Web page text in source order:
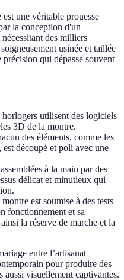
une véritable prouesse
la conception d'un
des milliers
usinée et taillée
qui dépasse souvent
horlogers utilisent des logiciels
3D de la montre.
des éléments, comme les
découpé et poli avec une
à la main par des
délicat et minutieux qui
est soumise à des tests
fonctionnement et sa
la réserve de marche et la
entre l’artisanat
pour produire des
aussi visuellement captivantes.